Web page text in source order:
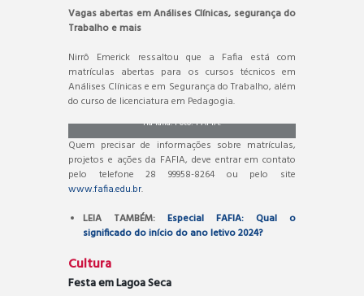
Vagas abertas em Análises Clínicas, segurança do
Trabalho e mais
Nirrô Emerick ressaltou que a Fafia está com
matrículas abertas para os cursos técnicos em
Análises Clínicas e em Segurança do Trabalho, além
do curso de licenciatura em Pedagogia.
Ano Letivo de 2024 começou repleto de expectativas
na fafia. Foto: FAFIA.
Quem precisar de informações sobre matrículas,
projetos e ações da FAFIA, deve entrar em contato
pelo telefone 28 99958-8264 ou pelo site
www.fafia.edu.br.
LEIA TAMBÉM: Especial FAFIA: Qual o
significado do início do ano letivo 2024?
Cultura
Festa em Lagoa Seca